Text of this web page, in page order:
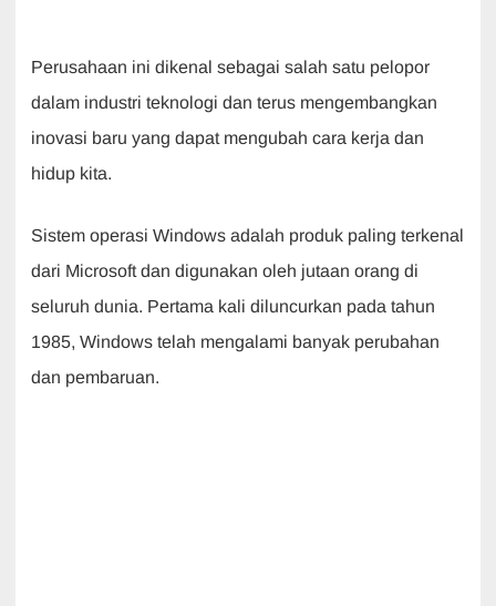
Perusahaan ini dikenal sebagai salah satu pelopor
dalam industri teknologi dan terus mengembangkan
inovasi baru yang dapat mengubah cara kerja dan
hidup kita.
Sistem operasi Windows adalah produk paling terkenal
dari Microsoft dan digunakan oleh jutaan orang di
seluruh dunia. Pertama kali diluncurkan pada tahun
1985, Windows telah mengalami banyak perubahan
dan pembaruan.